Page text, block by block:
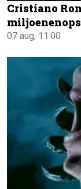
Cristiano
07 aug, 11:00